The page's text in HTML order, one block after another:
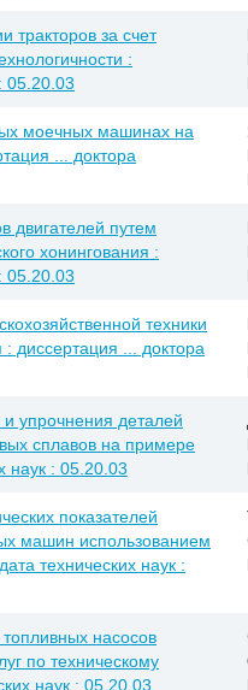
тракторов за счет
:
05.20.03
моечных машинах на
... доктора
двигателей путем
хонингования :
05.20.03
техники
... доктора
упрочнения деталей
сплавов на примере
наук : 05.20.03
показателей
машин использованием
технических наук :
насосов
по техническому
наук : 05.20.03